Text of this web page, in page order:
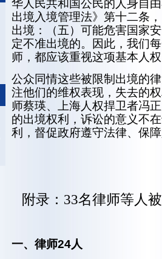
华人民共和国公民的人身自
出境入境管理法》第十二条
出境：（五）可能危害国家
定不准出境的。因此，我们
师，都应该重视这项基本人
公众同情这些被限制出境的
注他们的维权表现，失去的
师蔡瑛、上海人权捍卫者冯
的出境权利，诉讼的意义不
利，督促政府遵守法律、保
附录：33名律师等人
一、律师24人